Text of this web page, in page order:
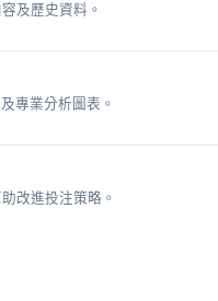
及歷史資料。
專業分析圖表。
改進投注策略。